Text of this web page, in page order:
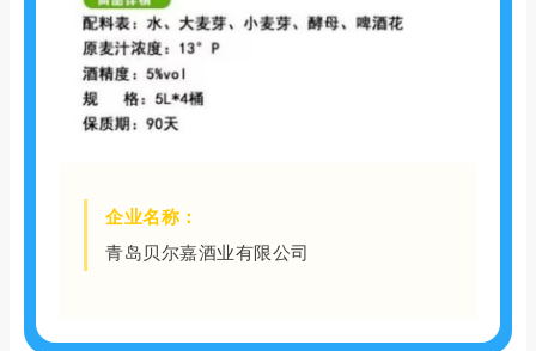
企业名称：
青岛贝尔嘉酒业有限公司